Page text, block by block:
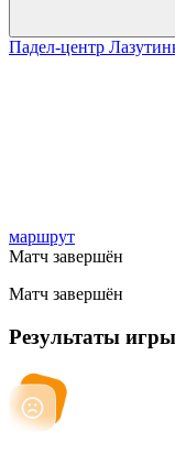
Падел-центр
маршрут
Матч завершён
Матч завершён
Результаты игры